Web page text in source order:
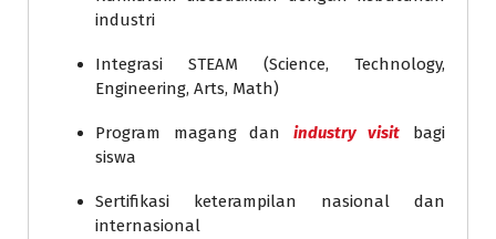
industri
Integrasi STEAM (Science, Technology,
Engineering, Arts, Math)
Program magang dan industry visit bagi
siswa
Sertifikasi keterampilan nasional dan
internasional